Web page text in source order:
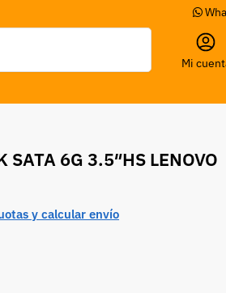
Mi
SATA 6G 3.5″HS LENOVO
y calcular envío